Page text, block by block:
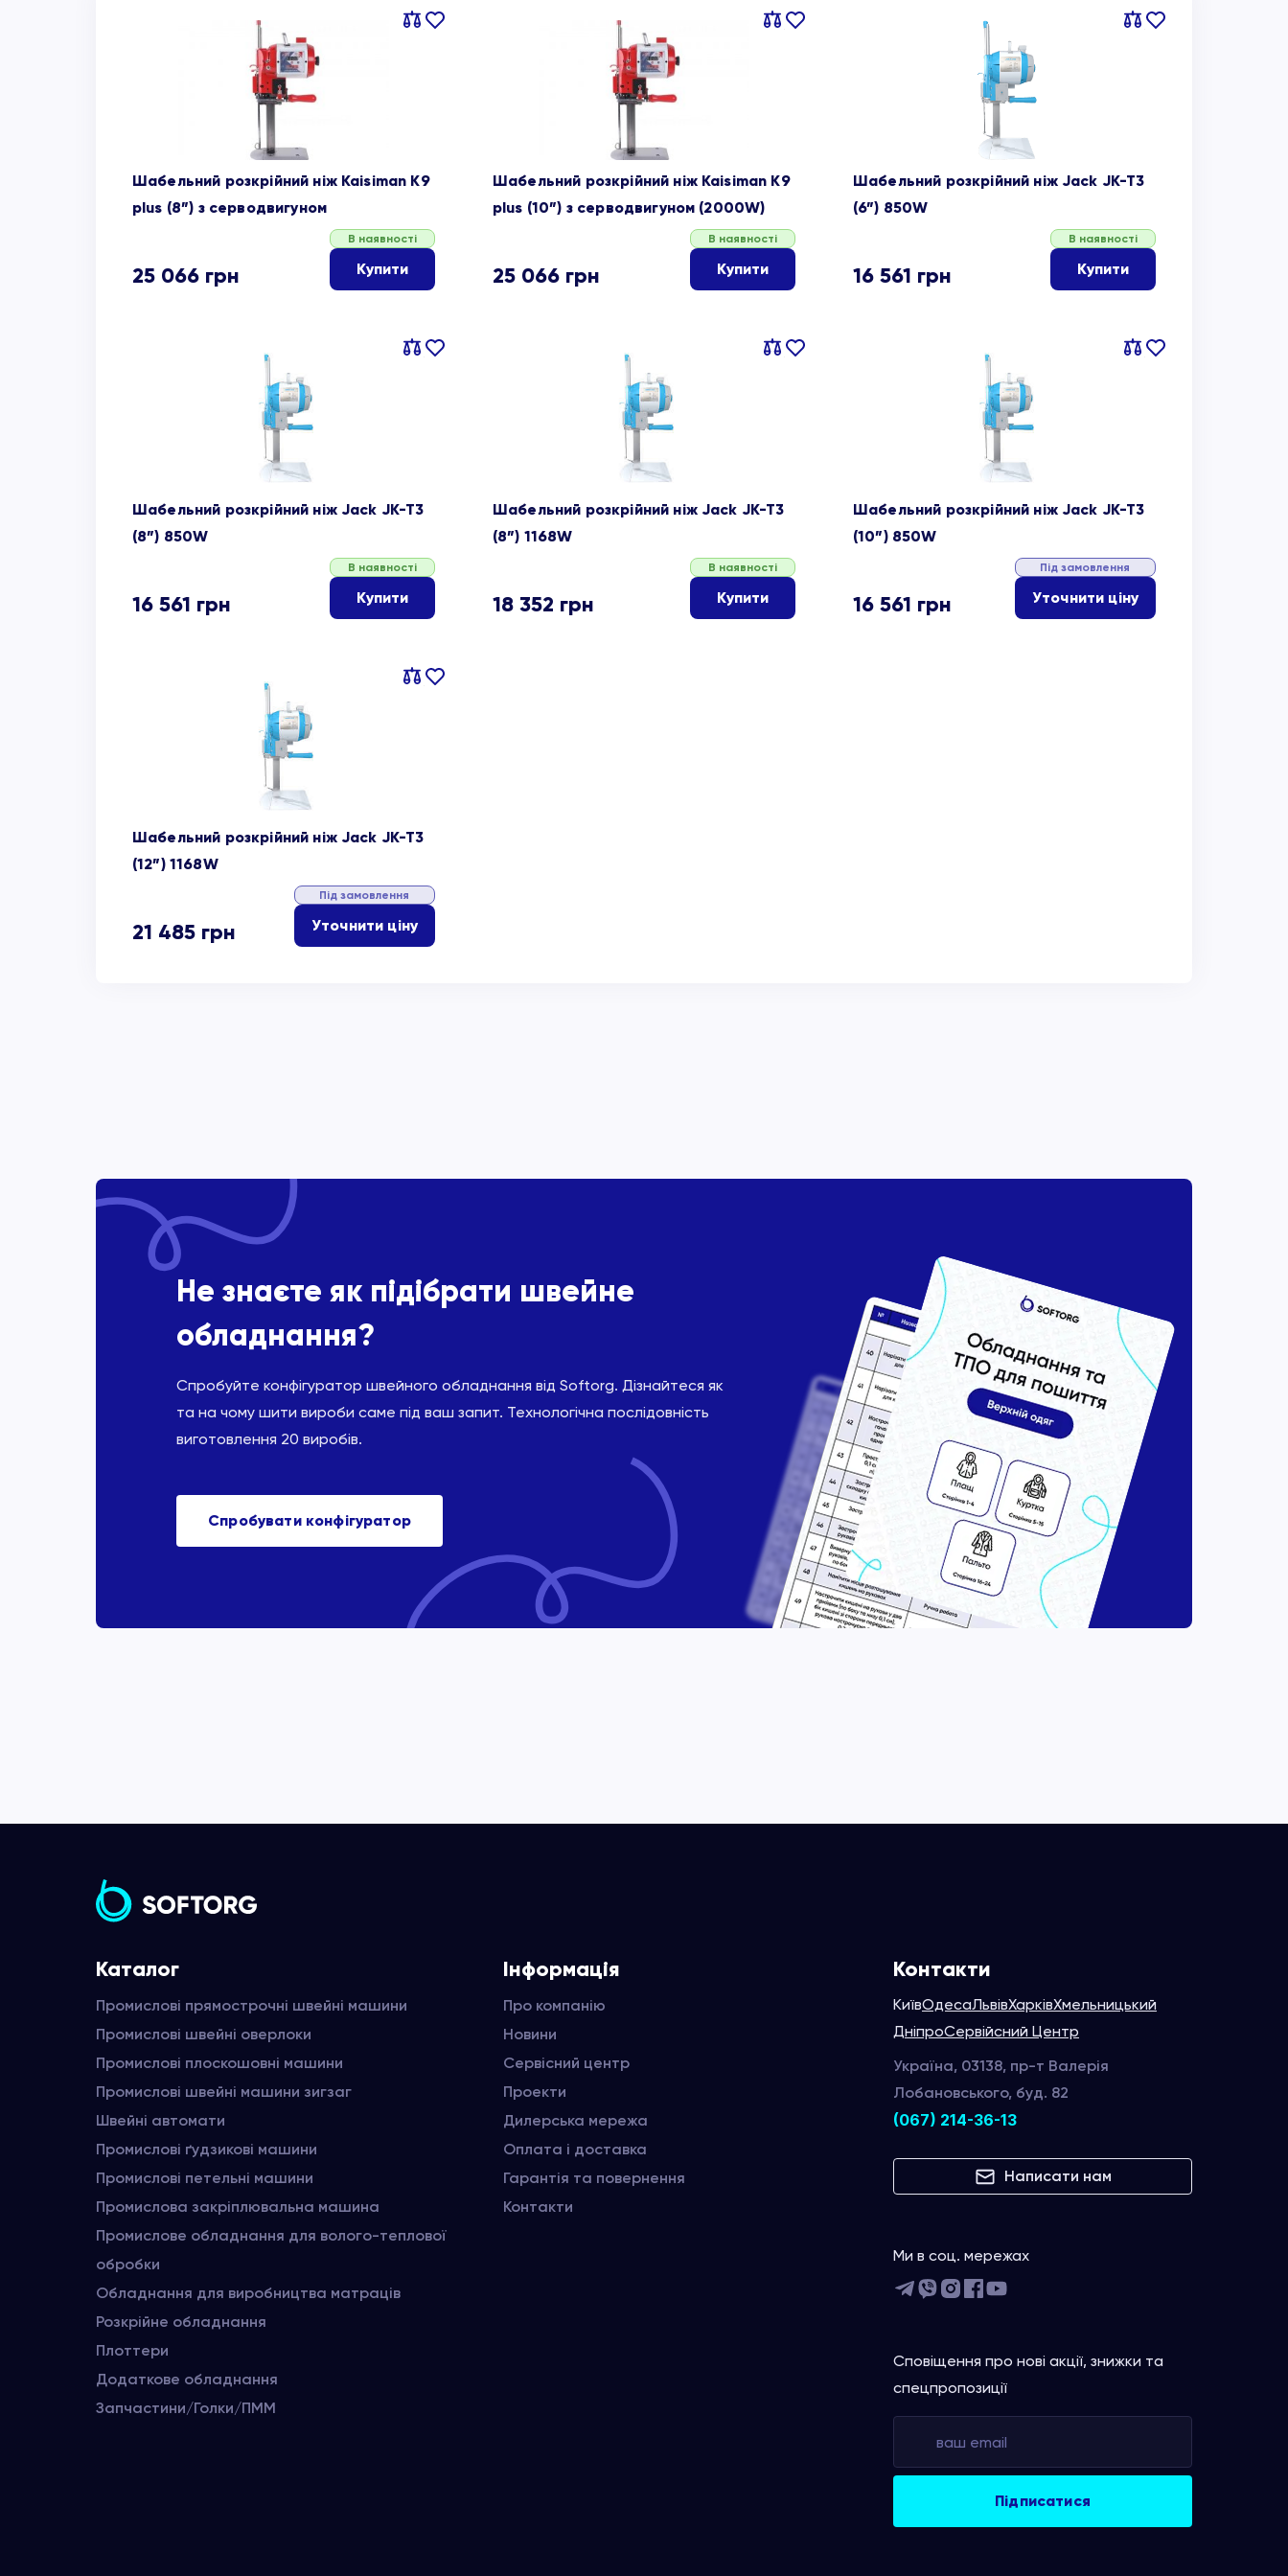
Порівняти
В
Шабельний розкрійний ніж Kaisiman K9
plus (8”) з серводвигуном
25 066 грн
В наявності
Купити
Порівняти
В
Шабельний розкрійний ніж Kaisiman K9
plus (10”) з серводвигуном (2000W)
25 066 грн
В наявності
Купити
Порівняти
В
Шабельний розкрійний ніж Jack JK-T3
(6”) 850W
16 561 грн
В наявності
Купити
Порівняти
В
Шабельний розкрійний ніж Jack JK-T3
(8”) 850W
16 561 грн
В наявності
Купити
Порівняти
В
Шабельний розкрійний ніж Jack JK-T3
(8”) 1168W
18 352 грн
В наявності
Купити
Порівняти
В
Шабельний розкрійний ніж Jack JK-T3
(10”) 850W
16 561 грн
Під замовлення
Уточнити ціну
Порівняти
В
Шабельний розкрійний ніж Jack JK-T3
(12”) 1168W
21 485 грн
Під замовлення
Уточнити ціну
Не знаєте як підібрати швейне
обладнання?
Спробуйте конфігуратор швейного обладнання від Softorg. Дізнайтеся як
та на чому шити вироби саме під ваш запит. Технологічна послідовність
виготовлення 20 виробів.
Спробувати конфігуратор
Каталог
Промислові прямострочні швейні машини
Промислові швейні оверлоки
Промислові плоскошовні машини
Промислові швейні машини зигзаг
Швейні автомати
Промислові ґудзикові машини
Промислові петельні машини
Промислова закріплювальна машина
Промислове обладнання для волого-теплової
обробки
Обладнання для виробництва матраців
Розкрійне обладнання
Плоттери
Додаткове обладнання
Запчастини/Голки/ПММ
Інформація
Про компанію
Новини
Сервісний центр
Проекти
Дилерська мережа
Оплата і доставка
Гарантія та повернення
Контакти
Контакти
КиївОдесаЛьвівХарківХмельницький
ДніпроСервійсний Центр
Україна, 03138, пр-т Валерія
Лобановського, буд. 82
(067) 214-36-13
Написати нам
Ми в соц. мережах
Сповіщення про нові акції, знижки та
спецпропозиції